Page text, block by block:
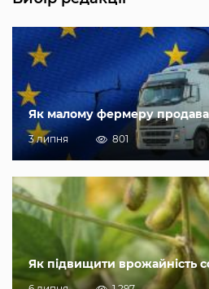
Як малому фермеру
3 липня 801
Як підвищити врожайність